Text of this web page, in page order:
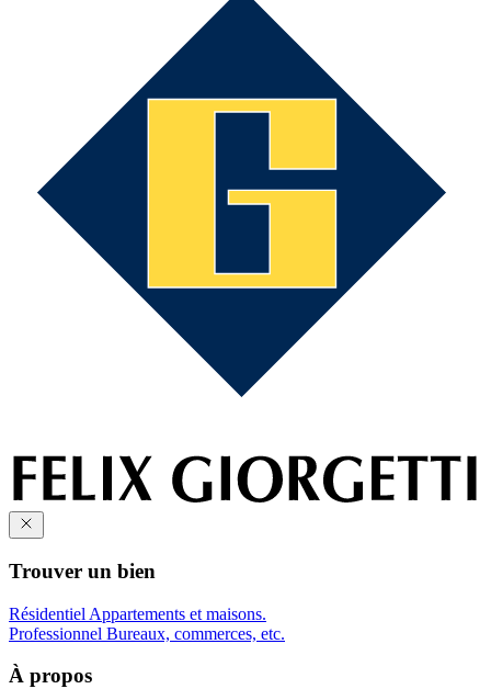
Trouver un bien
Résidentiel Appartements et maisons.
Professionnel Bureaux, commerces, etc.
À propos